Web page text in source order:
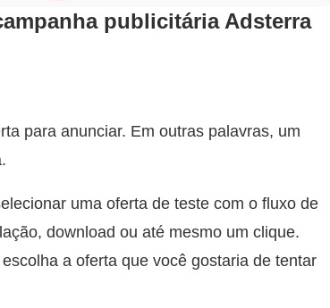
publicitária Adsterra
para anunciar. Em outras palavras, um
uma oferta de teste com o fluxo de
download ou até mesmo um clique.
a oferta que você gostaria de tentar